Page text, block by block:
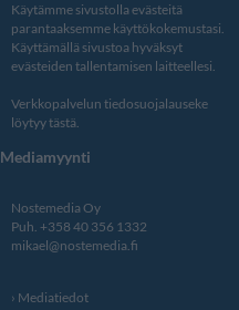
Käytämme sivustolla evästeitä
parantaaksemme käyttökokemustasi.
Käyttämällä sivustoa hyväksyt
evästeiden tallentamisen laitteellesi.
Verkkopalvelun tiedosuojalauseke
löytyy tästä.
Mediamyynti
Nostemedia Oy
Puh. +358 40 356 1332
mikael@nostemedia.fi
Mediatiedot